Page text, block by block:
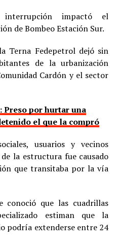
impactó el
de Bombeo Estación Sur.
Terna Fedepetrol dejó sin
de la urbanización
Cardón y el sector
Preso por hurtar una
el que la compró
usuarios y vecinos
la estructura fue causado
que transitaba por la vía
conoció que las cuadrillas
estiman que la
podría extenderse entre 24